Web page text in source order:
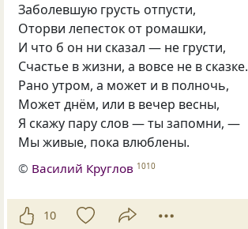
Заболевшую грусть отпусти,
Оторви лепесток от ромашки,
И что б он ни сказал — не грусти,
Счастье в жизни, а вовсе не в сказке.
Рано утром, а может и в полночь,
Может днём, или в вечер весны,
Я скажу пару слов — ты запомни, —
Мы живые, пока влюблены.
© Василий Круглов 1010
10